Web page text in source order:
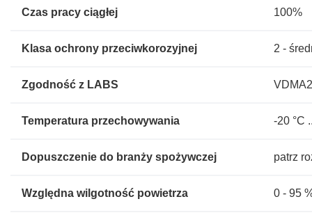
Czas pracy ciągłej 100%
Klasa ochrony przeciwkorozyjnej 2 -
Zgodność z LABS
Temperatura przechowywania -20 °C
Dopuszczenie do branży spożywczej patrz
Względna wilgotność powietrza 0 - 95